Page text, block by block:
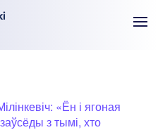
«Ён і ягоная
з тымі, хто